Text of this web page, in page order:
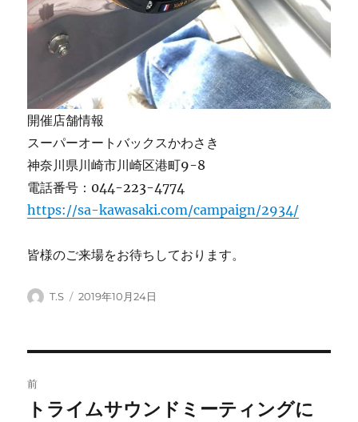
開催店舗情報
スーパーオートバックスかわさき
神奈川県川崎市川崎区港町9-8
電話番号：044-223-4774
https://sa-kawasaki.com/campaign/2934/
皆様のご来場をお待ちしております。
投
T.S
投
2019年10月24日
稿
前
前
トライムサウンドミーティングに